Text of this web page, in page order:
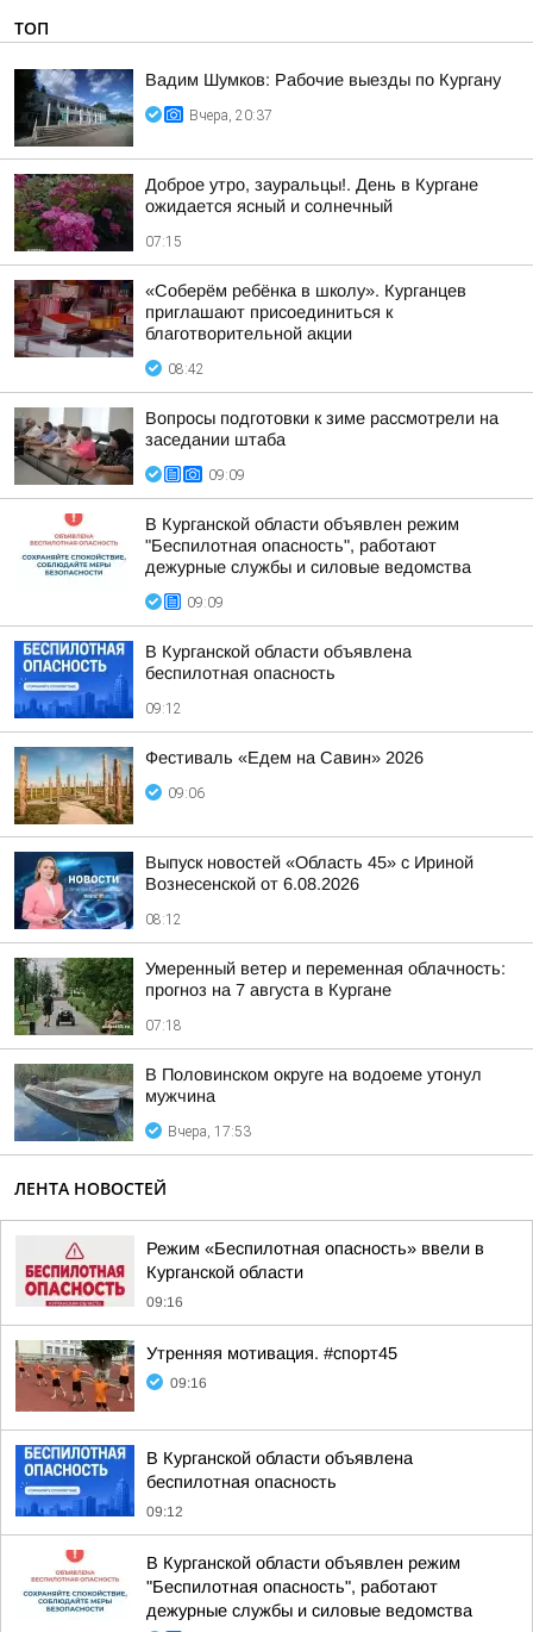
ТОП
Вадим Шумков: Рабочие выезды по Кургану
Вчера, 20:37
Доброе утро, зауральцы!. День в Кургане
ожидается ясный и солнечный
07:15
«Соберём ребёнка в школу». Курганцев
приглашают присоединиться к
благотворительной акции
08:42
Вопросы подготовки к зиме рассмотрели на
заседании штаба
09:09
В Курганской области объявлен режим
"Беспилотная опасность", работают
дежурные службы и силовые ведомства
09:09
В Курганской области объявлена
беспилотная опасность
09:12
Фестиваль «Едем на Савин» 2026
09:06
Выпуск новостей «Область 45» с Ириной
Вознесенской от 6.08.2026
08:12
Умеренный ветер и переменная облачность:
прогноз на 7 августа в Кургане
07:18
В Половинском округе на водоеме утонул
мужчина
Вчера, 17:53
ЛЕНТА НОВОСТЕЙ
Режим «Беспилотная опасность» ввели в
Курганской области
09:16
Утренняя мотивация. #спорт45
09:16
В Курганской области объявлена
беспилотная опасность
09:12
В Курганской области объявлен режим
"Беспилотная опасность", работают
дежурные службы и силовые ведомства